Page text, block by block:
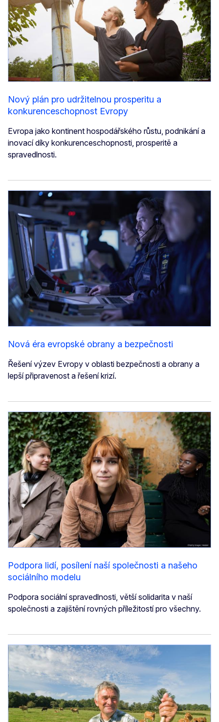
Nový plán pro udržitelnou prosperitu a
konkurenceschopnost Evropy
Evropa jako kontinent hospodářského růstu, podnikání a
inovací díky konkurenceschopnosti, prosperitě a
spravedlnosti.
Nová éra evropské obrany a bezpečnosti
Řešení výzev Evropy v oblasti bezpečnosti a obrany a
lepší připravenost a řešení krizí.
Podpora lidí, posílení naší společnosti a našeho
sociálního modelu
Podpora sociální spravedlnosti, větší solidarita v naší
společnosti a zajištění rovných příležitostí pro všechny.